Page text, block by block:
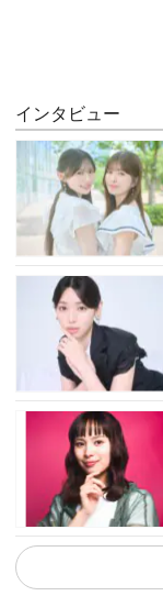
インタビュー